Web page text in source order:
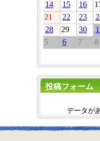
14
15 16
21
22 23
28
29 30 1
5
6 7 8
投稿フォーム
データが